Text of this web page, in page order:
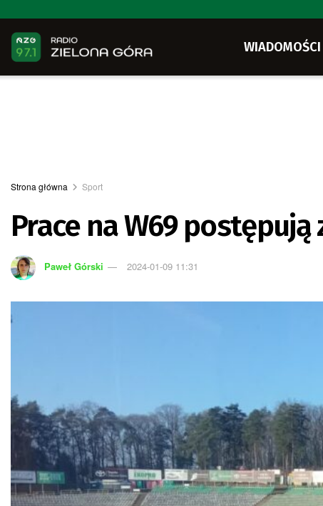
WIADOMOŚCI
Strona główna Sport
Prace na W69
Paweł Górski 2024-01-09 11:31